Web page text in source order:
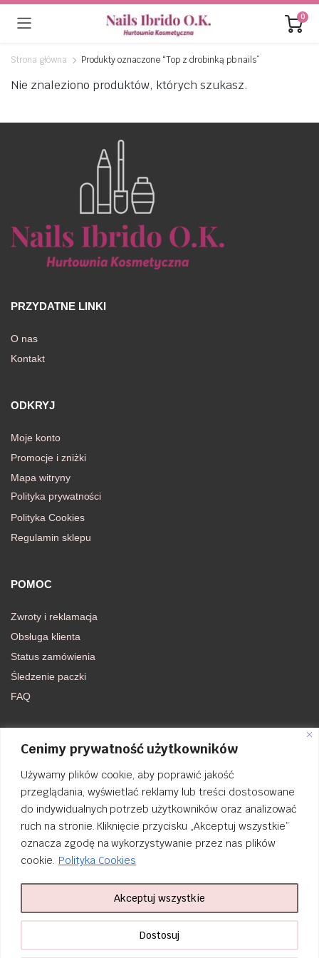
Cenimy prywatność użytkowników
Używamy plików cookie, aby poprawić jakość
przeglądania, wyświetlać reklamy lub treści dostosowane
do indywidualnych potrzeb użytkowników oraz analizować
ruch na stronie. Kliknięcie przycisku „Akceptuj wszystkie”
oznacza zgodę na wykorzystywanie przez nas plików
cookie. Polityka Cookies
Dostosuj
Akceptuj wszystkie
0
Strona główna Produkty oznaczone “Top z drobinką pb nails”
Nie znaleziono produktów, których szukasz.
PRZYDATNE LINKI
O nas
Kontakt
ODKRYJ
Moje konto
Promocje i zniżki
Mapa witryny
Polityka prywatności
Polityka Cookies
Regulamin sklepu
POMOC
Zwroty i reklamacja
Obsługa klienta
Status zamówienia
Śledzenie paczki
FAQ
DOŁĄCZ DO NAS
FACEBOOK
INSTAGRAM
nailsibrido.pl Copyright © 2024BSK Media– Part ofBSK Group. All